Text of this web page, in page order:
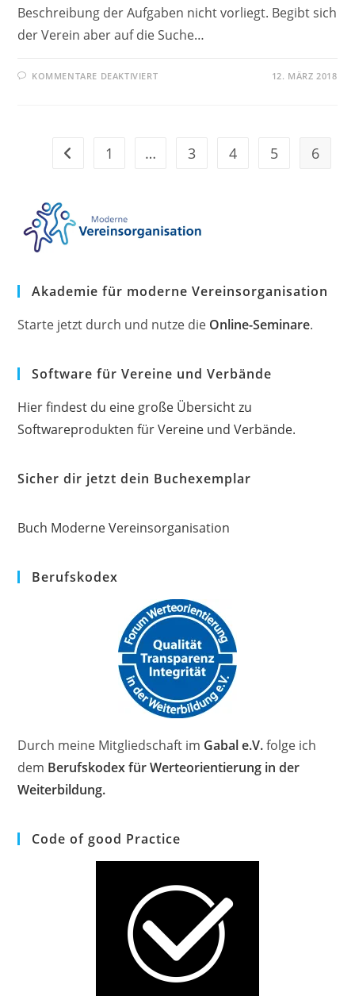
Beschreibung der Aufgaben nicht vorliegt. Begibt sich
der Verein aber auf die Suche…
KOMMENTARE DEAKTIVIERTFÜR
VEREINSAUFGABEN
12. MÄRZ 2018
Zur vorherigen Seite
1 … 3 4 5 6
Akademie für moderne Vereinsorganisation
Starte jetzt durch und nutze die Online-Seminare.
Software für Vereine und Verbände
Hier findest du eine große Übersicht zu
Softwareprodukten für Vereine und Verbände.
Sicher dir jetzt dein Buchexemplar
Buch Moderne Vereinsorganisation
Berufskodex
Durch meine Mitgliedschaft im Gabal e.V.folge ich
dem Berufskodex für Werteorientierung in der
Weiterbildung.
Code of good Practice